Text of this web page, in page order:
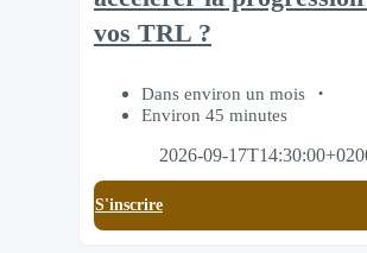
vos TRL ?
Dans environ un mois
Environ 45 minutes
2026-09-
S'inscrire